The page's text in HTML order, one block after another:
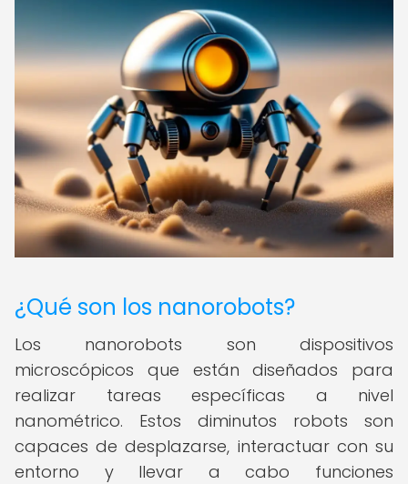
¿Qué son los nanorobots?
Los nanorobots son dispositivos
microscópicos que están diseñados para
realizar tareas específicas a nivel
nanométrico. Estos diminutos robots son
capaces de desplazarse, interactuar con su
entorno y llevar a cabo funciones